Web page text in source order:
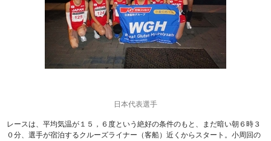
日本代表選手
レースは、平均気温が１５，６度という絶好の条件のもと、まだ暗い朝６時３
０分、選手が宿泊するクルーズライナー（客船）近くからスタート。小周回の